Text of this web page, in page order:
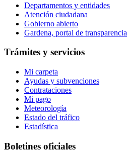
Departamentos y entidades
Atención ciudadana
Gobierno abierto
Gardena, portal de transparencia
Trámites y servicios
Mi carpeta
Ayudas y subvenciones
Contrataciones
Mi pago
Meteorología
Estado del tráfico
Estadística
Boletines oficiales